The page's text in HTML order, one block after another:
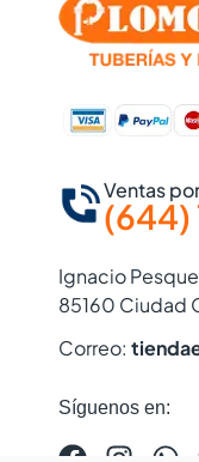
Ventas
(644)
Ignacio
85160 Ciudad
Correo:
Síguenos en: